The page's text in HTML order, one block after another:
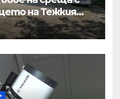
на Тежкия